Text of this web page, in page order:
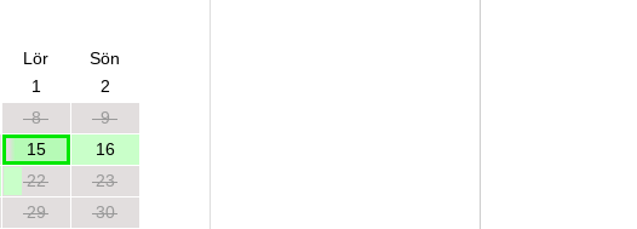
Lör
Sön
1
2
8
9
15
16
22
23
29
30